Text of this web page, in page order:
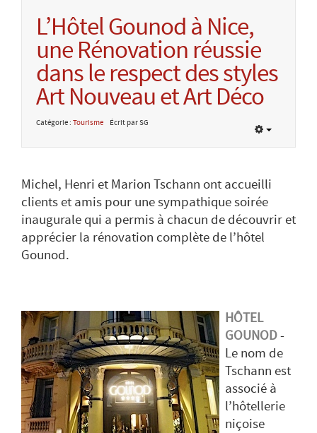
L’Hôtel Gounod à Nice,
une Rénovation réussie
dans le respect des styles
Art Nouveau et Art Déco
Catégorie : Tourisme Écrit par SG
Michel, Henri et Marion Tschann ont accueilli
clients et amis pour une sympathique soirée
inaugurale qui a permis à chacun de découvrir et
apprécier la rénovation complète de l’hôtel
Gounod.
HÔTEL
GOUNOD-
Le nom de
Tschann est
associé à
l’hôtellerie
niçoise